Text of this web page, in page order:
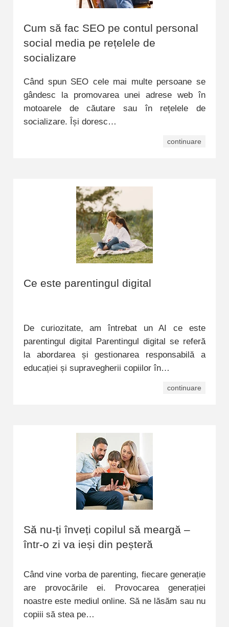
Cum să fac SEO pe contul personal
social media pe rețelele de
socializare
Când spun SEO cele mai multe persoane se
gândesc la promovarea unei adrese web în
motoarele de căutare sau în rețelele de
socializare. Își doresc…
continuare
Ce este parentingul digital
De curiozitate, am întrebat un AI ce este
parentingul digital Parentingul digital se referă
la abordarea și gestionarea responsabilă a
educației și supravegherii copiilor în…
continuare
Să nu-ți înveți copilul să meargă –
într-o zi va ieși din peșteră
Când vine vorba de parenting, fiecare generație
are provocările ei. Provocarea generației
noastre este mediul online. Să ne lăsăm sau nu
copiii să stea pe…